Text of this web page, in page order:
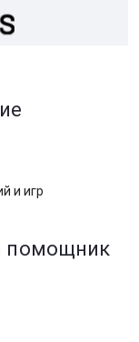
и игр
помощник